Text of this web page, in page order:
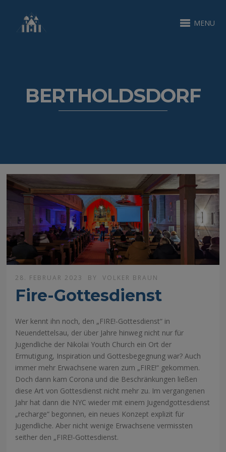
MENU
BERTHOLDSDORF
28. FEBRUAR 2023 BY VOLKER BRAUN
Fire-Gottesdienst
Wer kennt ihn noch, den „FIRE!-Gottesdienst“ in
Neuendettelsau, der über Jahre hinweg nicht nur für
Jugendliche der Nikolai Youth Church ein Ort der
Ermutigung, Inspiration und Gottesbegegnung war? Auch
immer mehr Erwachsene waren zum „FIRE!“ gekommen.
Doch dann kam Corona und die Beschränkungen ließen
diese Art von Gottesdienst nicht mehr zu. Im vergangenen
Jahr hat dann die NYC wieder mit einem Jugendgottesdienst
„recharge“ begonnen, ein neues Konzept explizit für
Jugendliche. Aber nicht wenige Erwachsene vermissten
seither den „FIRE!-Gottesdienst.